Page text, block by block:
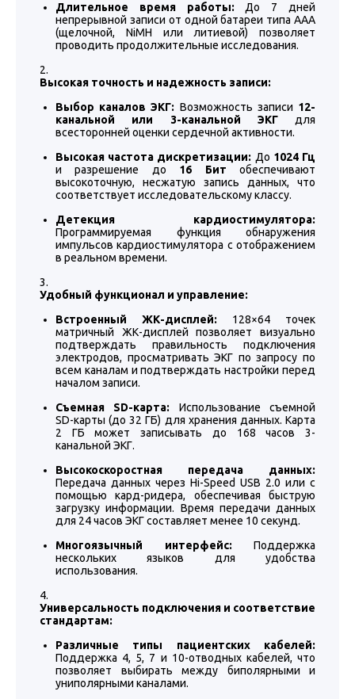
Длительное время работы: До 7 дней
непрерывной записи от одной батареи типа ААА
(щелочной, NiMH или литиевой) позволяет
проводить продолжительные исследования.
Высокая точность и надежность записи:
Выбор каналов ЭКГ: Возможность записи 12-
канальной или 3-канальной ЭКГдля
всесторонней оценки сердечной активности.
Высокая частота дискретизации: До 1024 Гц
и разрешение до 16 Бит обеспечивают
высокоточную, несжатую запись данных, что
соответствует исследовательскому классу.
Детекция кардиостимулятора:
Программируемая функция обнаружения
импульсов кардиостимулятора с отображением
в реальном времени.
Удобный функционал и управление:
Встроенный ЖК-дисплей: 128×64 точек
матричный ЖК-дисплей позволяет визуально
подтверждать правильность подключения
электродов, просматривать ЭКГ по запросу по
всем каналам и подтверждать настройки перед
началом записи.
Съемная SD-карта: Использование съемной
SD-карты (до 32 ГБ) для хранения данных. Карта
2 ГБ может записывать до 168 часов 3-
канальной ЭКГ.
Высокоскоростная передача данных:
Передача данных через Hi-Speed USB 2.0 или с
помощью кард-ридера, обеспечивая быструю
загрузку информации. Время передачи данных
для 24 часов ЭКГ составляет менее 10 секунд.
Многоязычный интерфейс: Поддержка
нескольких языков для удобства
использования.
Универсальность подключения и соответствие
стандартам:
Различные типы пациентских кабелей:
Поддержка 4, 5, 7 и 10-отводных кабелей, что
позволяет выбирать между биполярными и
униполярными каналами.